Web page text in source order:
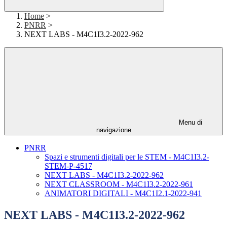
Home >
PNRR >
NEXT LABS - M4C1I3.2-2022-962
Menu di
navigazione
PNRR
Spazi e strumenti digitali per le STEM - M4C1I3.2-
STEM-P-4517
NEXT LABS - M4C1I3.2-2022-962
NEXT CLASSROOM - M4C1I3.2-2022-961
ANIMATORI DIGITALI - M4C1I2.1-2022-941
NEXT LABS - M4C1I3.2-2022-962